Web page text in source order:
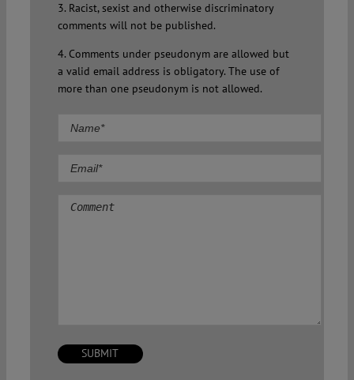
3. Racist, sexist and otherwise discriminatory
comments will not be published.
4. Comments under pseudonym are allowed but
a valid email address is obligatory. The use of
more than one pseudonym is not allowed.
Comment